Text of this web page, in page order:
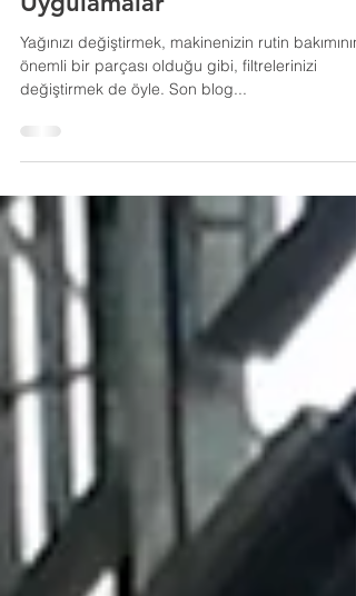
Hazırlamak için En İyi
Uygulamalar
Yağınızı değiştirmek, makinenizin rutin bakımının
değiştirmek de öyle. Son blog...